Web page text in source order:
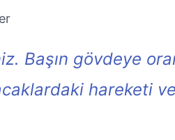
Başın gövdeye
hareketi